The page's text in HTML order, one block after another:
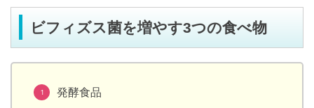
ビフィズス菌を増やす3つの食べ物
発酵食品